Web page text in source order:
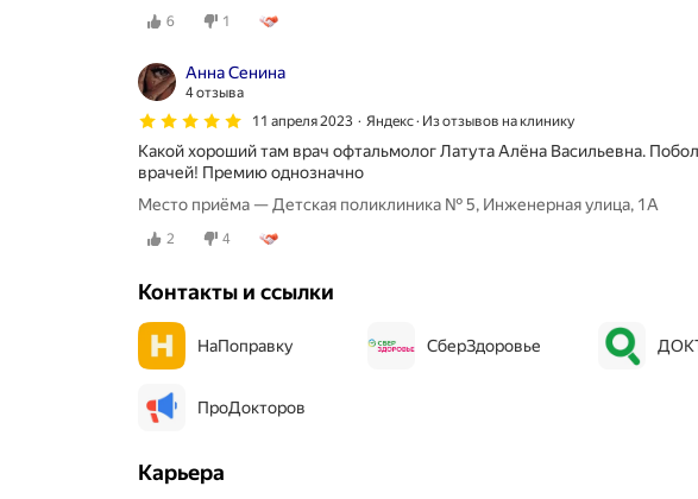
6 1
Анна Сенина
4 отзыва
11 апреля 2023
Яндекс · Из отзывов на клинику
Какой хороший там врач офтальмолог Латута Алёна Васильевна.
врачей! Премию однозначно
Место приёма — Детская поликлиника № 5, Инженерная улица, 1А
2 4
Контакты и ссылки
НаПоправку СберЗдоровье
ПроДокторов
Карьера